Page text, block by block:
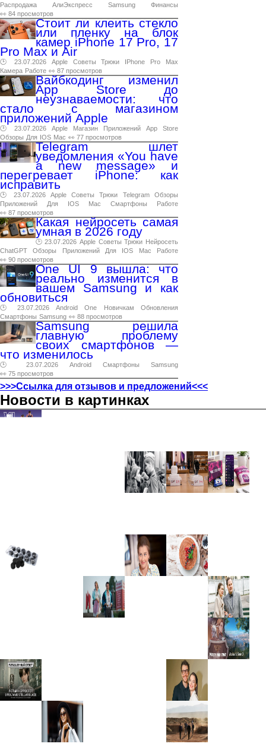
Распродажа
АлиЭкспресс Samsung
Финансы
👀 84 просмотров
Стоит ли клеить стекло
или пленку на блок
камер iPhone 17 Pro, 17
Pro Max и Air
🕑 23.07.2026 Apple Советы Трюки IPhone Pro
Max
Камера Работе 👀 87 просмотров
Вайбкодинг изменил
App Store до
неузнаваемости: что
стало с магазином
приложений Apple
🕑 23.07.2026 Apple Магазин Приложений App
Store
Обзоры Для IOS Mac 👀 77 просмотров
Telegram шлет
уведомления «You have
a new message» и
перегревает iPhone: как
исправить
🕑 23.07.2026 Apple Советы Трюки Telegram
Обзоры
Приложений
Для IOS Mac Смартфоны
Работе
👀 87 просмотров
Какая нейросеть самая
умная в 2026 году
🕑 23.07.2026 Apple Советы Трюки Нейросеть
ChatGPT
Обзоры Приложений Для IOS Mac
Работе
👀 90 просмотров
One UI 9 вышла: что
реально изменится в
вашем Samsung и как
обновиться
🕑 23.07.2026 Android One Новичкам
Обновления
Смартфоны Samsung 👀 88 просмотров
Samsung решила
главную проблему
своих смартфонов —
что изменилось
🕑 23.07.2026 Android Смартфоны
Samsung
👀 75 просмотров
>>>Ссылка для отзывов и предложений<<<
Новости в картинках